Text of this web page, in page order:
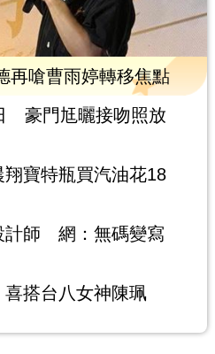
嗆曹雨婷轉移焦點
豪門尪曬接吻照放
寶特瓶買汽油花18
計師 網：無碼變寫
搭台八女神陳珮